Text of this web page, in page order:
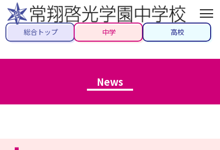
総合トップ 中学 高校
News